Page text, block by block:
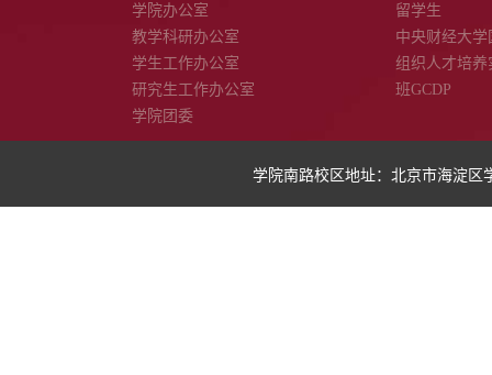
学院办公室
教学科研办公室
学生工作办公室
研究生工作办公室
学院团委
留学生
中央财经大学
组织人才培养
班GCDP
学院南路校区地址：北京市海淀区